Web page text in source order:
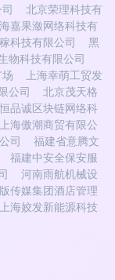
北京荣理科技有
海嘉果潋网络科技有
科技有限公司
黑
物科技有限公司
上海幸萌工贸发
公司
北京茂天格
品诚区块链网络科
上海傲潮商贸有限公
司
福建省意腾文
福建中安全保安服
河南雨航机械设
传媒集团酒店管理
上海姣发新能源科技